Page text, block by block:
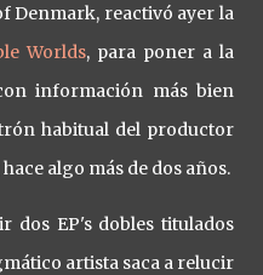
Denmark, reactivó ayer la
Worlds, para poner a la
información más bien
habitual del productor
algo más de dos años.
dos EP's dobles titulados
artista saca a relucir